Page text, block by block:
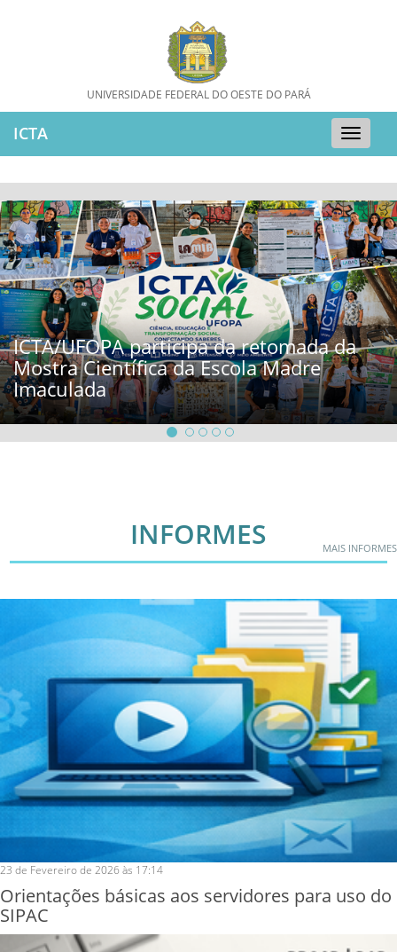
UNIVERSIDADE FEDERAL DO OESTE DO PARÁ
Toggle
ICTA
UFOPA participa da retomada da
Científica da Escola Madre
INFORMES MAIS INFORMES
23 de Fevereiro de 2026 às 17:14
Orientações básicas aos servidores para uso do
SIPAC